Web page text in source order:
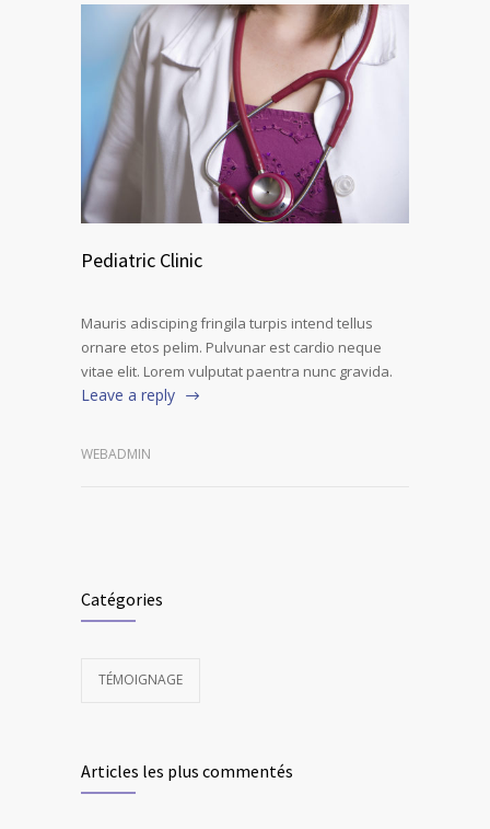
Pediatric Clinic
Mauris adisciping fringila turpis intend tellus
ornare etos pelim. Pulvunar est cardio neque
vitae elit. Lorem vulputat paentra nunc gravida.
Leave a reply
WEBADMIN
Catégories
TÉMOIGNAGE
Articles les plus commentés